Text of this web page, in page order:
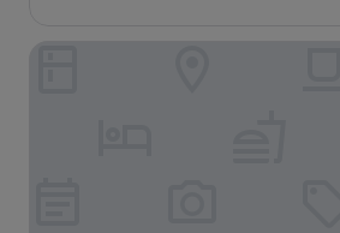
Bewertungen)